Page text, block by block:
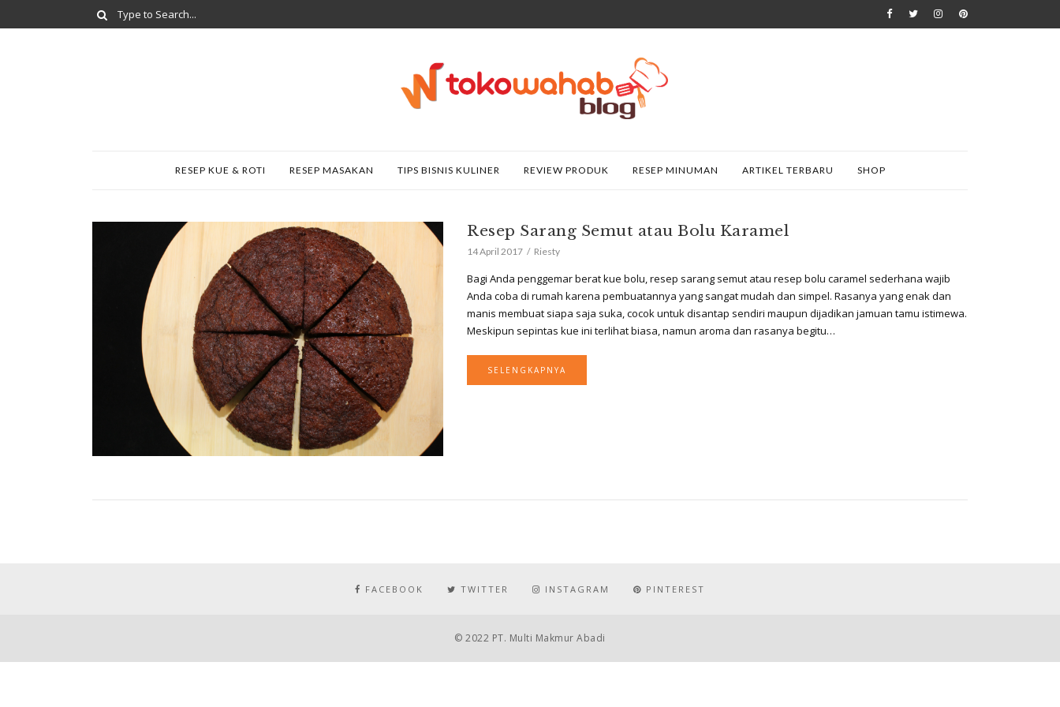
RESEP KUE & ROTI RESEP MASAKAN TIPS BISNIS KULINER REVIEW PRODUK RESEP MINUMAN ARTIKEL TERBARU SHOP
Resep Sarang Semut atau Bolu Karamel
14 April 2017 Riesty
Bagi Anda penggemar berat kue bolu, resep sarang semut atau resep bolu caramel sederhana wajib
Anda coba di rumah karena pembuatannya yang sangat mudah dan simpel. Rasanya yang enak dan
manis membuat siapa saja suka, cocok untuk disantap sendiri maupun dijadikan jamuan tamu istimewa.
Meskipun sepintas kue ini terlihat biasa, namun aroma dan rasanya begitu…
SELENGKAPNYA
FACEBOOK TWITTER INSTAGRAM PINTEREST
© 2022 PT. Multi Makmur Abadi